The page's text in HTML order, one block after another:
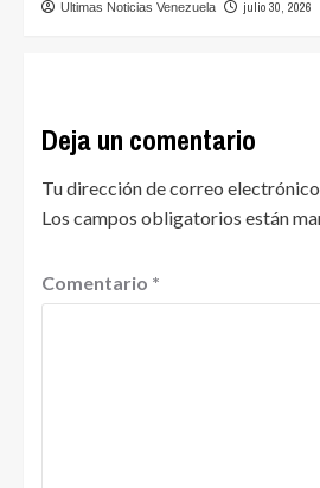
Ultimas Noticias Venezuela julio 30, 2026
Deja un comentario
Tu dirección de correo
Los campos obligatorios están
Comentario *